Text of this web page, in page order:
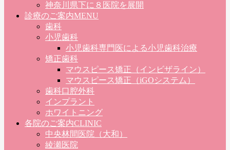
神奈川県下に８医院を展開
診療のご案内MENU
歯科
小児歯科
小児歯科専門医による小児歯科治療
矯正歯科
マウスピース矯正（インビザライン）
マウスピース矯正（iGOシステム）
歯科口腔外科
インプラント
ホワイトニング
各院のご案内CLINIC
中央林間医院（大和）
綾瀬医院